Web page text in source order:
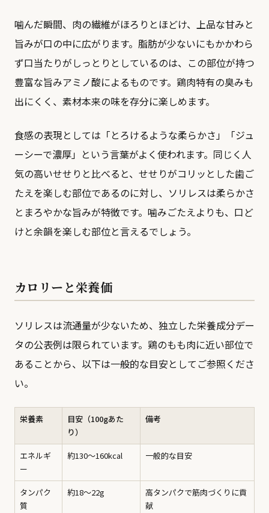
噛んだ瞬間、肉の繊維がほろりとほどけ、上品な甘みと
旨みが口の中に広がります。脂肪が少ないにもかかわら
ず口当たりがしっとりとしているのは、この部位が持つ
豊富な旨みアミノ酸によるものです。鶏肉特有の臭みも
出にくく、素材本来の味を存分に楽しめます。
食感の表現としては「とろけるような柔らかさ」「ジュ
ーシーで濃厚」という言葉がよく使われます。同じく人
気の高いせせり と比べると、せせりがコリッとした歯ご
たえを楽しむ部位であるのに対し、ソリレスは柔らかさ
とまろやかな旨みが特徴です。噛みごたえよりも、口ど
けと余韻を楽しむ部位と言えるでしょう。
カロリーと栄養価
ソリレスは流通量が少ないため、独立した栄養成分デー
タの公表例は限られています。鶏のもも肉に近い部位で
あることから、以下は一般的な目安としてご参照くださ
い。
栄養素
目安（100gあた
り）
備考
エネルギ
ー
約130〜160kcal 一般的な目安
タンパク
質
約18〜22g
高タンパクで筋肉づくりに貢
献